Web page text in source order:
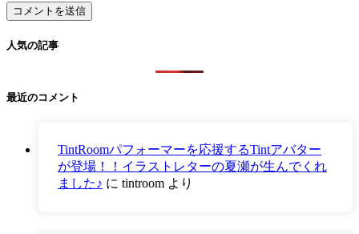
人気の記事
最近のコメント
TintRoomパフォーマーを応援するTintアバター
が登場！！イラストレターの夏瀬が生んでくれ
ました♪ に tintroom より